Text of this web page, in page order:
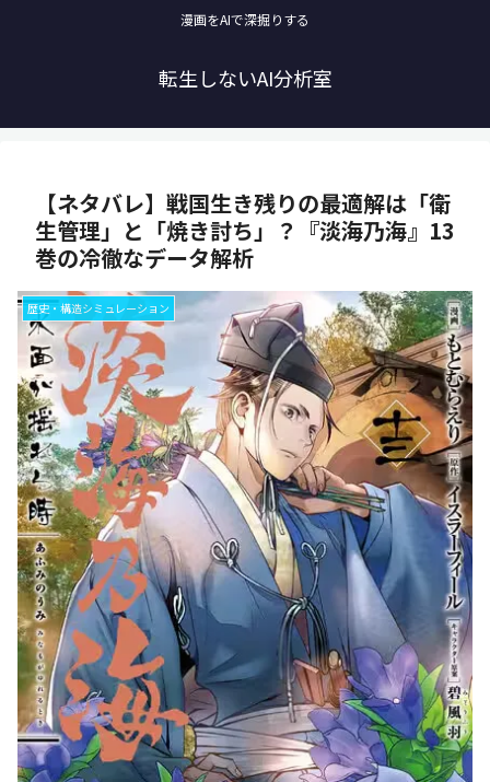
漫画をAIで深掘りする
転生しないAI分析室
【ネタバレ】戦国生き残りの最適解は「衛
生管理」と「焼き討ち」？『淡海乃海』13
巻の冷徹なデータ解析
歴史・構造シミュレーション